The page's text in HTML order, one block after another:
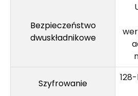
Bezpieczeństwo
dwuskładnikowe
Szyfrowanie